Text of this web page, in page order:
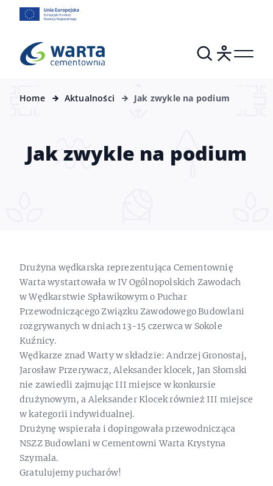
Home Aktualności Jak zwykle na podium
Jak zwykle na podium
Drużyna wędkarska reprezentująca Cementownię
Warta wystartowała w IV Ogólnopolskich Zawodach
w Wędkarstwie Spławikowym o Puchar
Przewodniczącego Związku Zawodowego Budowlani
rozgrywanych w dniach 13-15 czerwca w Sokole
Kuźnicy.
Wędkarze znad Warty w składzie: Andrzej Gronostaj,
Jarosław Przerywacz, Aleksander klocek, Jan Słomski
nie zawiedli zajmując III miejsce w konkursie
drużynowym, a Aleksander Klocek również III miejsce
w kategorii indywidualnej.
Drużynę wspierała i dopingowała przewodnicząca
NSZZ Budowlani w Cementowni Warta Krystyna
Szymala.
Gratulujemy pucharów!